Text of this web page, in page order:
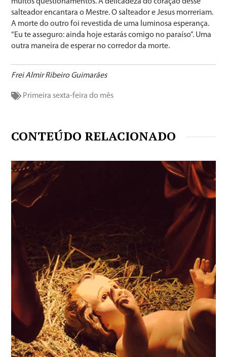
salteador encantara o Mestre. O salteador e Jesus morreriam.
A morte do outro foi revestida de uma luminosa esperança.
“Eu te asseguro: ainda hoje estarás comigo no paraíso”. Uma
outra maneira de esperar no corredor da morte.
Frei Almir Ribeiro Guimarães
Primeira sexta-feira do mês
CONTEÚDO RELACIONADO